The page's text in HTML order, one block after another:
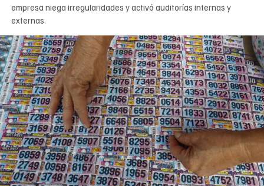
empresa niega irregularidades y activó auditorías internas y
externas.